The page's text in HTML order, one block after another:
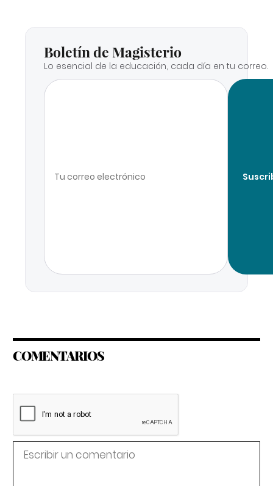
Boletín de Magisterio
Lo esencial de la educación, cada día en tu correo.
COMENTARIOS